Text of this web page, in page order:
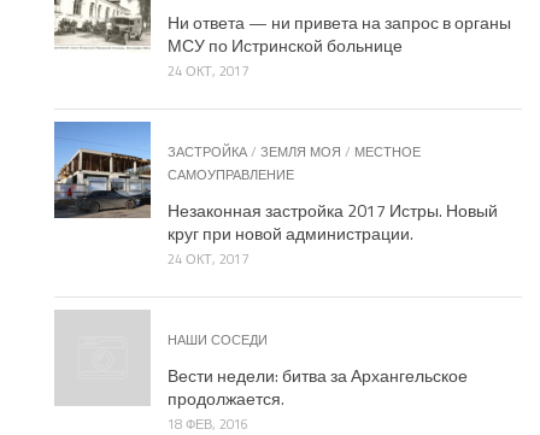
Ни ответа — ни привета на запрос в органы
МСУ по Истринской больнице
24 ОКТ, 2017
ЗАСТРОЙКА/ ЗЕМЛЯ МОЯ / МЕСТНОЕ
САМОУПРАВЛЕНИЕ
Незаконная застройка 2017 Истры. Новый
круг при новой администрации.
24 ОКТ, 2017
НАШИ СОСЕДИ
Вести недели: битва за Архангельское
продолжается.
18 ФЕВ, 2016